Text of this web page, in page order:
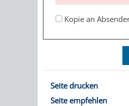
Kopie an
Seite drucken
Seite empfehlen